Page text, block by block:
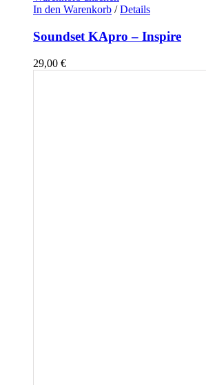
In den Warenkorb / Details
Soundset KApro – Inspire
29,00 €